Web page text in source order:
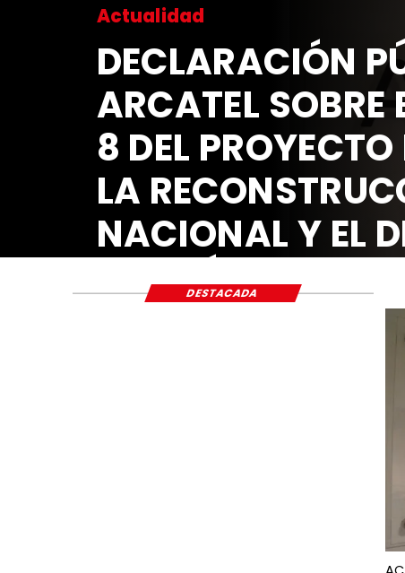
Actualidad
DECLARACIÓN
ARCATEL SOBRE
8 DEL
LA
NACIONAL Y EL
ECONÓMICO Y
DESTACADA